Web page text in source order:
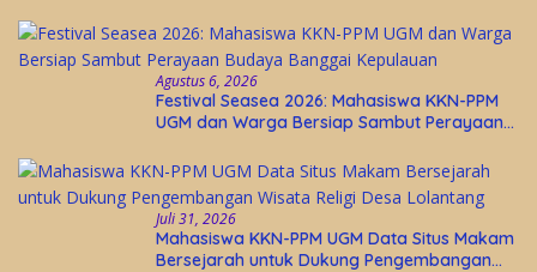
Agustus 6, 2026
Festival Seasea 2026: Mahasiswa KKN-PPM
UGM dan Warga Bersiap Sambut Perayaan
Juli 31, 2026
Mahasiswa KKN-PPM UGM Data Situs Makam
Bersejarah untuk Dukung Pengembangan